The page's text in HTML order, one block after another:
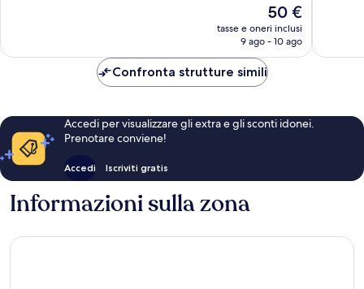
Il
prezzo
attuale
50 €
50 €
tasse e oneri inclusi
9 ago - 10 ago
Confronta strutture simili
Accedi per visualizzare gli extra e gli sconti idonei.
Prenotare conviene!
Accedi Iscriviti gratis
Informazioni sulla zona